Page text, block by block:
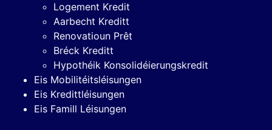
Logement Kredit
Aarbecht Kreditt
Renovatioun Prêt
Bréck Kreditt
Hypothéik Konsolidéierungskredit
Eis Mobilitéitsléisungen
Eis Kredittléisungen
Eis Famill Léisungen